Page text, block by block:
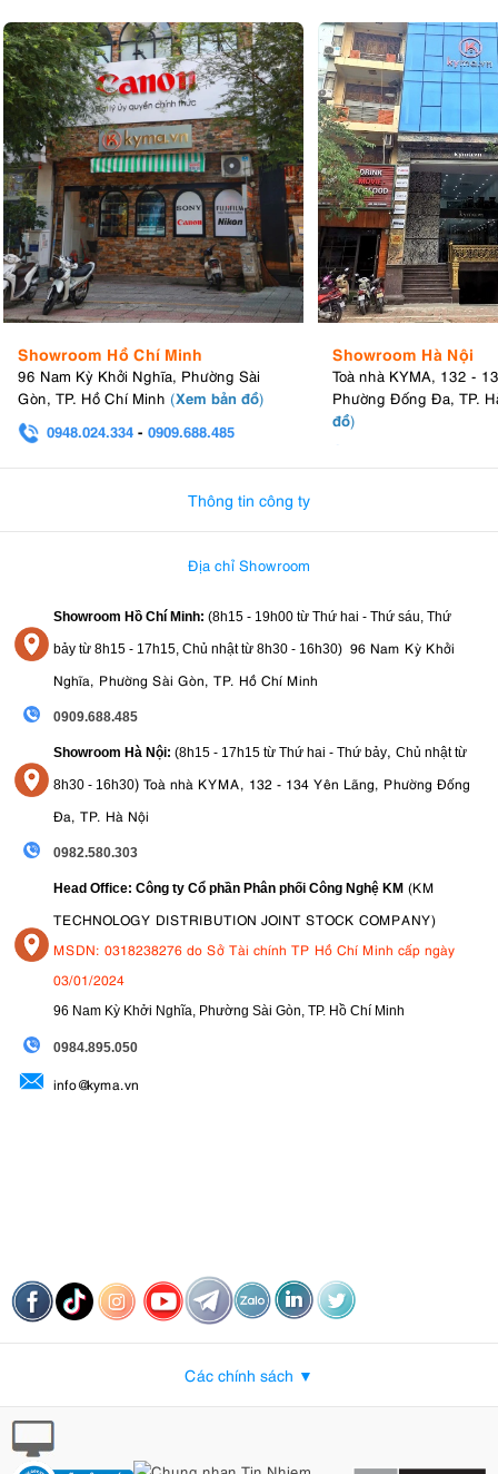
Showroom Hồ Chí Minh
96 Nam Kỳ Khởi Nghĩa, Phường Sài
Gòn, TP. Hồ Chí Minh (Xem bản đồ)
0948.024.334 - 0909.688.485
Showroom Hà Nội
Toà nhà KYMA, 132 -
Phường Đống Đa, TP.
đồ)
Thông tin công ty
Địa chỉ Showroom
Showroom Hồ Chí Minh: (8h15 - 19h00 từ Thứ hai - Thứ sáu, Thứ
bảy từ 8h15 - 17h15, Chủ nhật từ 8h30 - 16h30) 96 Nam Kỳ Khởi
Nghĩa, Phường Sài Gòn, TP. Hồ Chí Minh
0909.688.485
Showroom Hà Nội: (8h15 - 17h15 từ Thứ hai - Thứ bảy, Chủ nhật từ
8h30 - 16h30) Toà nhà KYMA, 132 - 134 Yên Lãng, Phường Đống
Đa, TP. Hà Nội
0982.580.303
Head Office: Công ty Cổ phần Phân phối Công Nghệ KM (KM
TECHNOLOGY DISTRIBUTION JOINT STOCK COMPANY)
MSDN: 0318238276 do Sở Tài chính TP Hồ Chí Minh cấp ngày
03/01/2024
96 Nam Kỳ Khởi Nghĩa, Phường Sài Gòn, TP. Hồ Chí Minh
0984.895.050
info@kyma.vn
Các chính sách ▼